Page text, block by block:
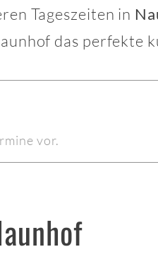
Tageszeiten in
das perfekte
vor.